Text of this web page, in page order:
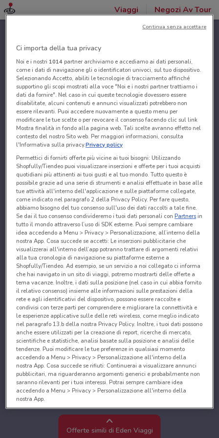
Viaggi Negozi Av Tour
Offerte simili di Eden Viaggi
Ci importa della tua privacy
Noi e i nostri 1014partner archiviamo e accediamo ai dati personali,
come i dati di navigazione gli o identificatori univoci, sul tuo dispositivo.
Selezionando Accetto, abiliti le tecnologie di tracciamento affinché
supportino gli scopi mostrati alla voce "Noi e i nostri partner trattiamo i
dati da fornire". Nel caso in cui queste tecnologie dovessero essere
disabilitate, alcuni contenuti e annunci visualizzati potrebbero non
essere rilevanti. Puoi accedere nuovamente a questo menu per
modificare le tue scelte o per revocare il consenso facendo clic sul link
Mostra finalità in fondo alla pagina web. Tali scelte avranno effetto nel
contesto del nostro Sito web. Per maggiori informazioni, consulta
l'Informativa sulla privacy.Privacy policy
Permettici di fornirti offerte più vicine ai tuoi bisogni: Utilizzando
Shopfully/Tiendeo puoi visualizzare inserzioni e offerte per i tuoi acquisti
quotidiani più attinenti ai tuoi gusti e al tuo mondo. Tutto questo è
possibile grazie ad una serie di strumenti e analisi effettuate in base alle
tue attività all'interno dell'applicazione e sulle piattaforme collegate,
come indicato nel paragrafo 2 della Privacy Policy. Per fare questo,
abbiamo bisogno del tuo consenso sull'uso dei dati raccolti a tale fine.
Se dai il tuo consenso condivideremo i tuoi dati personali conPartnersin
tutto il mondo attraverso l’uso di SDK esterne. Puoi sempre cambiare
idea accedendo a Menu > Privacy > Personalizzazione, all’interno della
nostra App. Cosa succede se accetti: Le inserzioni pubblicitarie che
visualizzerai all'interno dell’app potranno trattare di argomenti relativi
alla tua cronologia di navigazione su piattaforme esterne a
Shopfully/Tiendeo. Ad esempio, se un servizio a noi collegato ci informa
che hai navigato in un sito di viaggi, potremo mostrarti delle offerte a
tema vacanze. Inoltre, i dati sulla posizione (nel caso in cui abbia fornito
il relativo consenso) insieme alle informazioni sulle prestazioni della
rete e agli identificativi del dispositivo, possono essere raccolte e
condivisi con terze parti per comprendere e migliorare la connettività e
le esperienze applicative sulle delle reti wireless, come meglio indicato
nel paragrafo 13.b della nostra Privacy Policy. Inoltre, i tuoi dati possono
anche essere utilizzati per la creazione di report, ricerche di mercato,
scientifiche e statistiche, analisi basate sulla posizione e analisi delle
tendenze. Puoi modificare le tue preferenze in qualsiasi momento
accedendo a Menu > Privacy > Personalizzazione all'interno della
nostra App. Cosa succede se rifiuti: Continuerai a visualizzare annunci
pubblicitari, ma riguarderanno argomenti generici e probabilmente non
saranno rilevanti per i tuoi interessi. Potrai sempre cambiare idea
accedendo a Menu > Privacy > Personalizzazione all'interno della
nostra App.
Noi e i nostri partner trattiamo i dati per fornire:
Utilizzare dati di geolocalizzazione precisi. Scansione attiva delle
caratteristiche del dispositivo ai fini dell’identificazione. Archiviare
Continua senza accettare